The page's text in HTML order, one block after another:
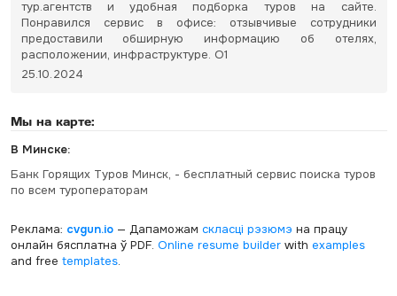
тур.агентств и удобная подборка туров на сайте.
Понравился сервис в офисе: отзывчивые сотрудники
предоставили обширную информацию об отелях,
расположении, инфраструктуре. О1
25.10.2024
Мы на карте:
В Минске:
Банк Горящих Туров Минск, - бесплатный сервис поиска туров
по всем туроператорам
Реклама: cvgun.io— Дапаможам скласці рэзюмэ на працу
онлайн бясплатна ў PDF. Online resume builderwith examples
and free templates.